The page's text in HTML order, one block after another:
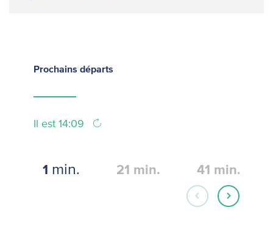
Prochains départs
Il est 14:09
1 min. 21 min. 41 min.